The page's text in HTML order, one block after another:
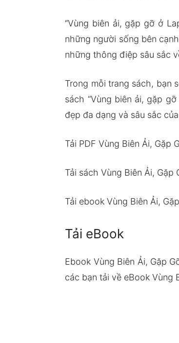
“Vùng biên ải, gặp gỡ ở
những người sống bên
những thông điệp sâu sắc
Trong mỗi trang sách, bạn
sách “Vùng biên ải, gặp
đẹp đa dạng và sâu sắc
Tải PDF Vùng Biên Ải, Gặp
Tải sách Vùng Biên Ải, Gặp
Tải ebook Vùng Biên Ải,
Tải eBook
Ebook Vùng Biên Ải, Gặp
các bạn tải về eBook Vùng